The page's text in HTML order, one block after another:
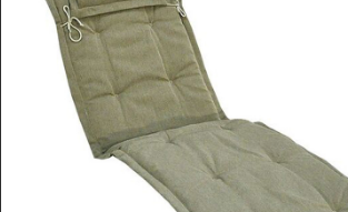
Sängar
Förvaring
Inredning